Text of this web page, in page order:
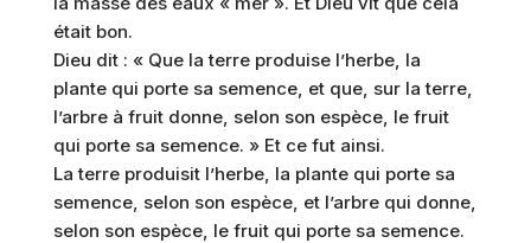
était bon.
Dieu dit : « Que la terre produise l’herbe, la
plante qui porte sa semence, et que, sur la terre,
l’arbre à fruit donne, selon son espèce, le fruit
qui porte sa semence. » Et ce fut ainsi.
La terre produisit l’herbe, la plante qui porte sa
semence, selon son espèce, et l’arbre qui donne,
selon son espèce, le fruit qui porte sa semence.